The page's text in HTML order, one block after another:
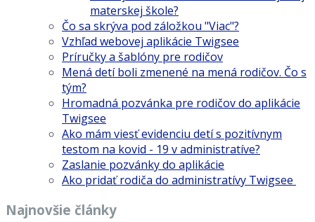
materskej škole?
Čo sa skrýva pod záložkou "Viac"?
Vzhľad webovej aplikácie Twigsee
Príručky a šablóny pre rodičov
Mená detí boli zmenené na mená rodičov. Čo s
tým?
Hromadná pozvánka pre rodičov do aplikácie
Twigsee
Ako mám viesť evidenciu detí s pozitívnym
testom na kovid - 19 v administratíve?
Zaslanie pozvánky do aplikácie
Ako pridať rodiča do administratívy Twigsee
Najnovšie články